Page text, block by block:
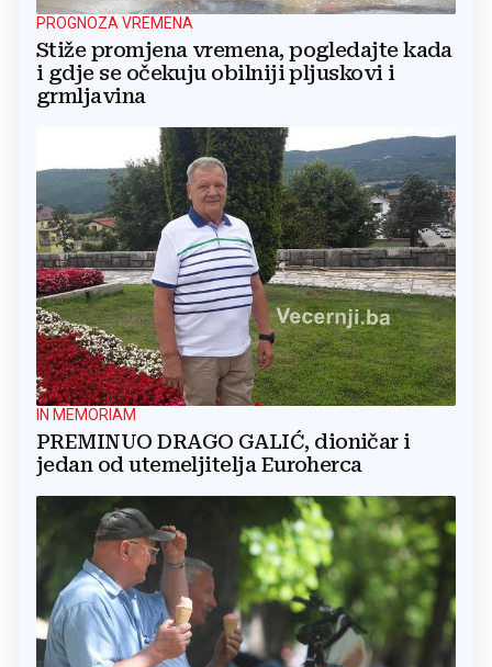
PROGNOZA VREMENA
Stiže promjena vremena, pogledajte kada
i gdje se očekuju obilniji pljuskovi i
grmljavina
IN MEMORIAM
PREMINUO DRAGO GALIĆ, dioničar i
jedan od utemeljitelja Euroherca